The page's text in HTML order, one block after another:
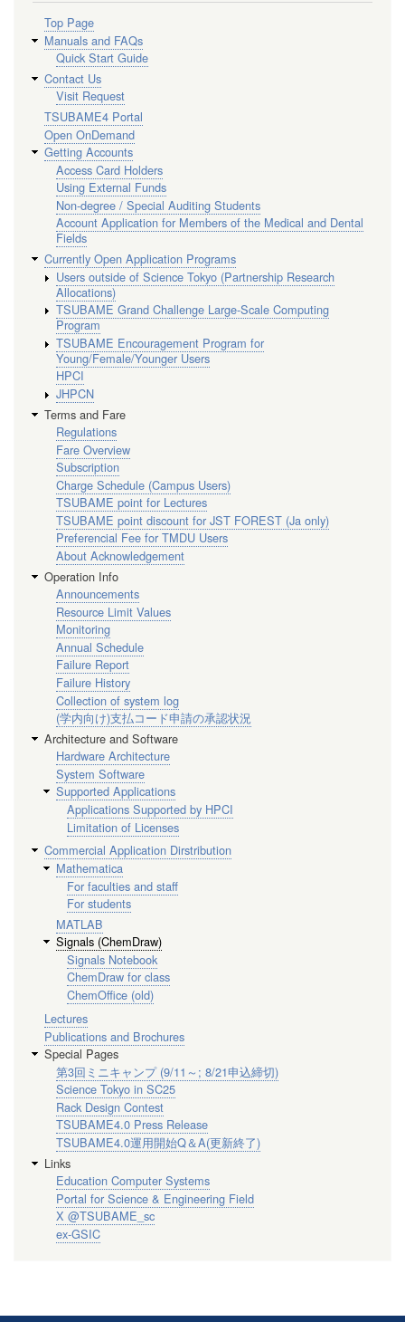
Top Page
Manuals and FAQs
Quick Start Guide
Contact Us
Visit Request
TSUBAME4 Portal
Open OnDemand
Getting Accounts
Access Card Holders
Using External Funds
Non-degree / Special Auditing Students
Account Application for Members of the Medical and Dental
Fields
Currently Open Application Programs
Users outside of Science Tokyo (Partnership Research
Allocations)
TSUBAME Grand Challenge Large-Scale Computing
Program
TSUBAME Encouragement Program for
Young/Female/Younger Users
HPCI
JHPCN
Terms and Fare
Regulations
Fare Overview
Subscription
Charge Schedule (Campus Users)
TSUBAME point for Lectures
TSUBAME point discount for JST FOREST (Ja only)
Preferencial Fee for TMDU Users
About Acknowledgement
Operation Info
Announcements
Resource Limit Values
Monitoring
Annual Schedule
Failure Report
Failure History
Collection of system log
(学内向け)支払コード申請の承認状況
Architecture and Software
Hardware Architecture
System Software
Supported Applications
Applications Supported by HPCI
Limitation of Licenses
Commercial Application Dirstribution
Mathematica
For faculties and staff
For students
MATLAB
Signals (ChemDraw)
Signals Notebook
ChemDraw for class
ChemOffice (old)
Lectures
Publications and Brochures
Special Pages
第3回ミニキャンプ (9/11～; 8/21申込締切)
Science Tokyo in SC25
Rack Design Contest
TSUBAME4.0 Press Release
TSUBAME4.0運用開始Q＆A(更新終了)
Links
Education Computer Systems
Portal for Science & Engineering Field
X @TSUBAME_sc
ex-GSIC